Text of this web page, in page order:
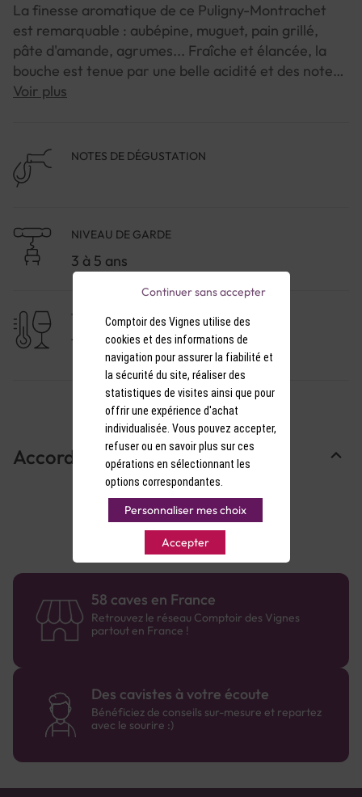
La finesse aromatique de ce Puligny-Montrachet
est remarquable : aubépine, muguet, pain grillé,
pâte d'amande, agrumes... Fraîche et élancée, la
bouche est tenue par une belle acidité et des notes
minérales et boisées. Une superbe longueur qui
Voir plus
NOTES DE DÉGUSTATION
NIVEAU DE GARDE
3 à 5 ans
TEMPÉRATURE DE SERVICE
11-12°C
Accords Mets & Vins
58 caves en France
Retrouvez le réseau Comptoir des Vignes
partout en France !
Des cavistes à votre écoute
Bénéficiez de conseils sur-mesure et repartez
avec le sourire :)
Comptoir des Vignes utilise des
cookies et des informations de
navigation pour assurer la fiabilité et
la sécurité du site, réaliser des
statistiques de visites ainsi que pour
offrir une expérience d'achat
individualisée. Vous pouvez accepter,
refuser ou en savoir plus sur ces
opérations en sélectionnant les
options correspondantes.
Personnaliser mes choix
Accepter
Continuer sans accepter